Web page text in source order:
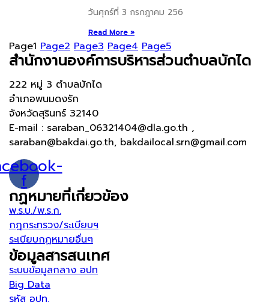
วันศุกร์ที่ 3 กรกฎาคม 256
Read More »
Page1 Page2 Page3 Page4 Page5
สำนักงานองค์การบริหารส่วนตำบลบักได
222 หมู่ 3 ตำบลบักได
อำเภอพนมดงรัก
จังหวัดสุรินทร์ 32140
E-mail : saraban_06321404@dla.go.th ,
saraban@bakdai.go.th, bakdailocal.srn@gmail.com
f
กฏหมายที่เกี่ยวข้อง
พ.ร.บ./พ.ร.ก.
กฎกระทรวง/ระเบียบฯ
ระเบียบกฏหมายอื่นๆ
ข้อมูลสารสนเทศ
ระบบข้อมูลกลาง อปท
Big Data
รหัส อปท.